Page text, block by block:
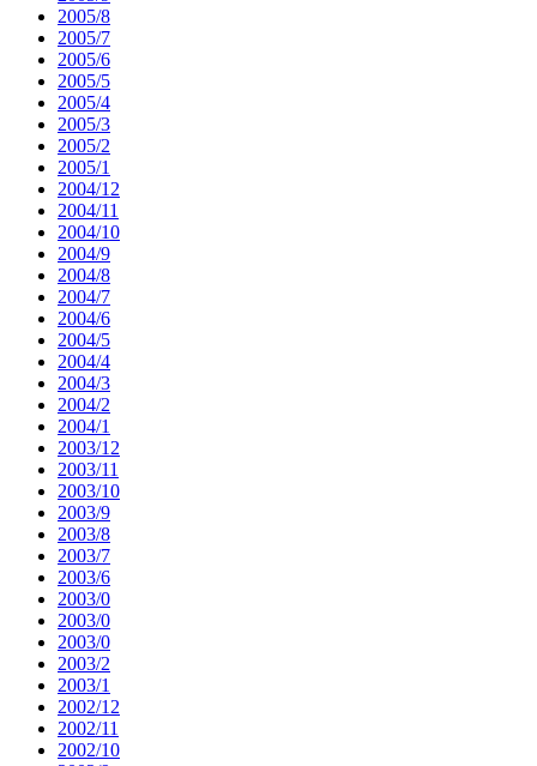
2005/8
2005/7
2005/6
2005/5
2005/4
2005/3
2005/2
2005/1
2004/12
2004/11
2004/10
2004/9
2004/8
2004/7
2004/6
2004/5
2004/4
2004/3
2004/2
2004/1
2003/12
2003/11
2003/10
2003/9
2003/8
2003/7
2003/6
2003/0
2003/0
2003/0
2003/2
2003/1
2002/12
2002/11
2002/10